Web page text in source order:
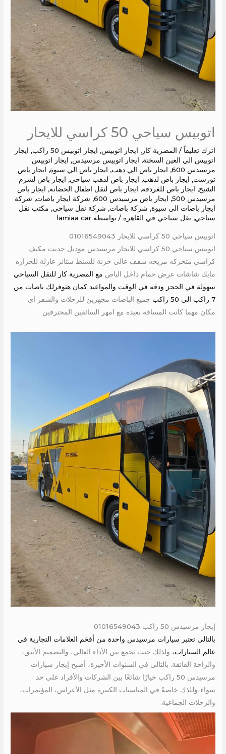
اتوبيس سياحي 50 كراسي للايحار
اترك تعليقاً / المصرية كار, ايجار اتوبيس, ايجار اتوبيس 50 راكب , ايجار
اتوبيس الي العين السخنة, ايجار اتوبيس مرسيدس, ايجار اتوبيس
مرسيدس 600
, ايجار باص الي دهب, ايجار باص الي سيوة, ايجار باص
تورست, ايجار باص لدهب, ايجار باص لدهب سياحي, ايجار باص لشرم
الشيخ, ايجار باص للغردقة, ايجار باص لنقل اطفال الحضانه, ايجار باص
مرسيدس 500
, ايجار باص مرسيدس 600 , شركة ايجار باصات, شركة
ايجار باصات الي سيوة, شركة باصات, شركة نقل سياحي, مكتب نقل
سياحي, نقل سياحي في القاهره / بواسطة lamiaa car
اتوبيس سياحي 50 كراسي للايحار 01016549043
اتوبيس سياحي 50 كراسي للايحار مرسيدس موديل حديث مكيف
كراسي متحركه مريحه سقف عالى خزنة للشنط ستائر عازلة للحراره
مايك شاشات عرض حمام داخل الباص مع المصرية كار للنقل السياحي
سهولة في الحجز ودقه في الوقت والمواعيد كمان هتوفرلك باصات من
7 راكب الي 50 راكب
جميع الباصات مجهزين للرحلات والسفر اى
مكان مهما كانت المسافه بعيده مع امهر السائقين المحترفين
إيجار مرسيدس 50 راكب 01016549043
بالتالى تعتبر سيارات مرسيدس واحدة من أفخم العلامات التجارية في
عالم السيارات، ولذلك حيث تجمع بين الأداء العالي، والتصميم الأنيق،
والراحة الفائقة. بالتالى في السنوات الأخيرة، أصبح إيجار سيارات
مرسيدس 50 راكب خيارًا شائعًا بين الشركات والأفراد على حد
سواء،وللذك خاصةً في المناسبات الكبيرة مثل الأعراس، المؤتمرات،
والرحلات الجماعية.